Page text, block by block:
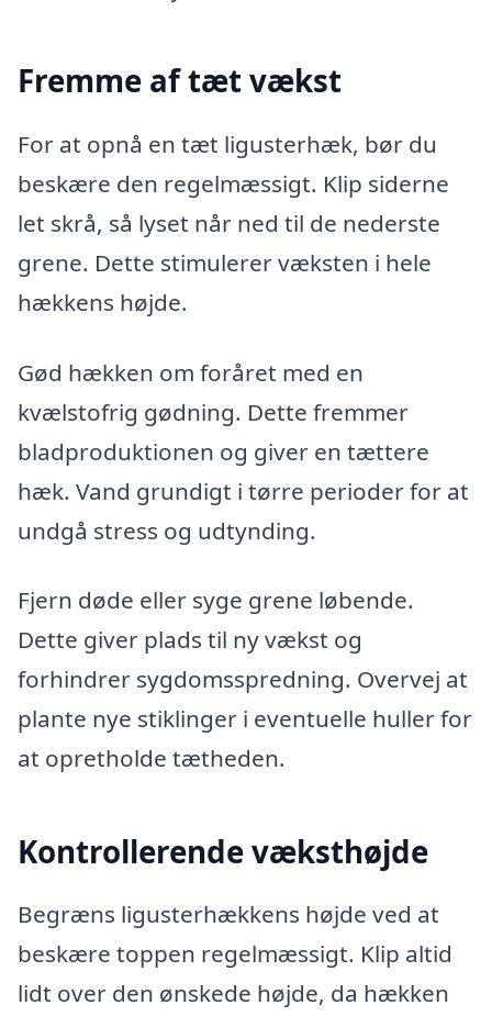
Fremme af tæt vækst
For at opnå en tæt ligusterhæk, bør du
beskære den regelmæssigt. Klip siderne
let skrå, så lyset når ned til de nederste
grene. Dette stimulerer væksten i hele
hækkens højde.
Gød hækken om foråret med en
kvælstofrig gødning. Dette fremmer
bladproduktionen og giver en tættere
hæk. Vand grundigt i tørre perioder for at
undgå stress og udtynding.
Fjern døde eller syge grene løbende.
Dette giver plads til ny vækst og
forhindrer sygdomsspredning. Overvej at
plante nye stiklinger i eventuelle huller for
at opretholde tætheden.
Kontrollerende væksthøjde
Begræns ligusterhækkens højde ved at
beskære toppen regelmæssigt. Klip altid
lidt over den ønskede højde, da hækken